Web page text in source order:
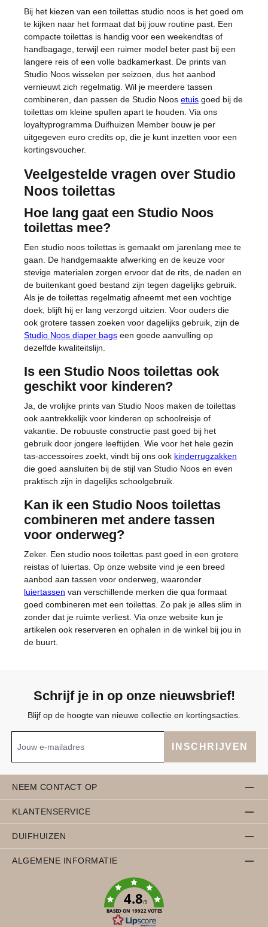
Bij het kiezen van een toilettas studio noos is het goed om
te kijken naar het formaat dat bij jouw routine past. Een
compacte toilettas is handig voor een weekendtas of
handbagage, terwijl een ruimer model beter past bij een
langere reis of een volle badkamerkast. De prints van
Studio Noos wisselen per seizoen, dus het aanbod
vernieuwt zich regelmatig. Wil je meerdere tassen
combineren, dan passen de Studio Noos etuis goed bij de
toilettas om kleine spullen apart te houden. Via ons
loyaltyprogramma Duifhuizen Member bouw je per
uitgegeven euro credits op, die je kunt inzetten voor een
kortingsvoucher.
Veelgestelde vragen over Studio
Noos toilettas
Hoe lang gaat een Studio Noos
toilettas mee?
Een studio noos toilettas is gemaakt om jarenlang mee te
gaan. De handgemaakte afwerking en de keuze voor
stevige materialen zorgen ervoor dat de rits, de naden en
de buitenkant goed bestand zijn tegen dagelijks gebruik.
Als je de toilettas regelmatig afneemt met een vochtige
doek, blijft hij er lang verzorgd uitzien. Voor ouders die
ook grotere tassen zoeken voor dagelijks gebruik, zijn de
Studio Noos diaper bags een goede aanvulling op
dezelfde kwaliteitslijn.
Is een Studio Noos toilettas ook
geschikt voor kinderen?
Ja, de vrolijke prints van Studio Noos maken de toilettas
ook aantrekkelijk voor kinderen op schoolreisje of
vakantie. De robuuste constructie past goed bij het
gebruik door jongere leeftijden. Wie voor het hele gezin
tas-accessoires zoekt, vindt bij ons ook kinderrugzakken
die goed aansluiten bij de stijl van Studio Noos en even
praktisch zijn in dagelijks schoolgebruik.
Kan ik een Studio Noos toilettas
combineren met andere tassen
voor onderweg?
Zeker. Een studio noos toilettas past goed in een grotere
reistas of luiertas. Op onze website vind je een breed
aanbod aan tassen voor onderweg, waaronder
luiertassen van verschillende merken die qua formaat
goed combineren met een toilettas. Zo pak je alles slim in
zonder dat je ruimte verliest. Via onze website kun je
artikelen ook reserveren en ophalen in de winkel bij jou in
de buurt.
Schrijf je in op onze nieuwsbrief!
Blijf op de hoogte van nieuwe collectie en kortingsacties.
INSCHRIJVEN
NEEM CONTACT OP
KLANTENSERVICE
DUIFHUIZEN
ALGEMENE INFORMATIE
4.8/5
BASED ON 19922 VOTES